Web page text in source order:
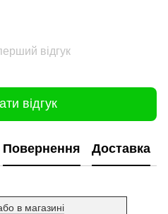
відгук
відгук
Повернення Доставка
в магазині